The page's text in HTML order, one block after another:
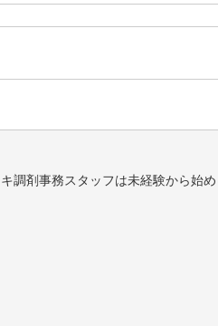
調剤事務スタッフは未経験から始め